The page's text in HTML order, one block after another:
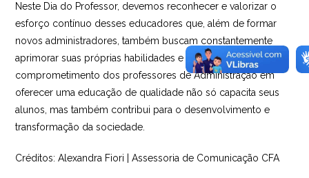
Neste Dia do Professor, devemos reconhecer e valorizar o
esforço contínuo desses educadores que, além de formar
novos administradores, também buscam constantemente
aprimorar suas próprias habilidades e conhecimentos. O
comprometimento dos professores de Administração em
oferecer uma educação de qualidade não só capacita seus
alunos, mas também contribui para o desenvolvimento e
transformação da sociedade.
Créditos: Alexandra Fiori | Assessoria de Comunicação CFA